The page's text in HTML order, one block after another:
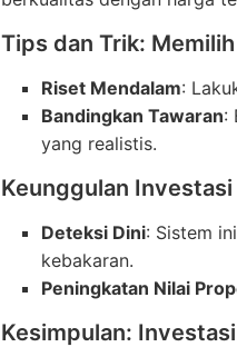
Tips dan Trik:
Riset Mendalam:
Bandingkan Tawaran:
yang realistis.
Keunggulan
Deteksi Dini: Sistem
kebakaran.
Peningkatan Nilai
Kesimpulan: